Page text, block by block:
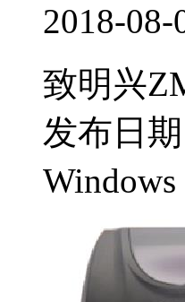
2018-08-
致明兴
发布日